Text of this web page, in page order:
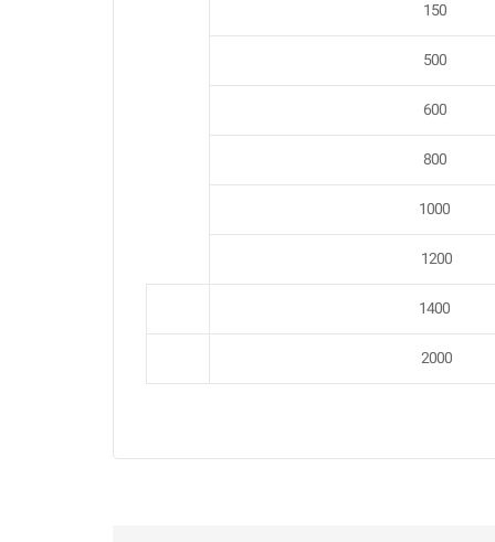
150
500
600
800
1200
2000